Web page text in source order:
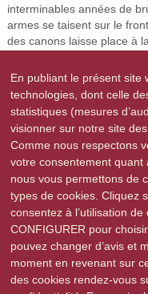
interminables années de
armes se taisent sur le
des canons laisse place à
en places de villages,
environ 4 millions de
4,2 millions de blessés
dans le monde ! Et après
Précédent
En publiant le présent site
technologies, dont celle
statistiques (mesures
visionner sur notre site
Comme nous respectons
votre consentement quant
nous vous permettons de
types de cookies. Cliquez
consentez à l’utilisation
CONFIGURER pour
pouvez changer d’avis et
moment en revenant sur
des cookies rendez-vous